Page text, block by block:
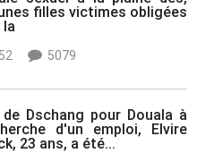
filles victimes obligées
5079
Dschang pour Douala à
d'un emploi, Elvire
23 ans, a été...